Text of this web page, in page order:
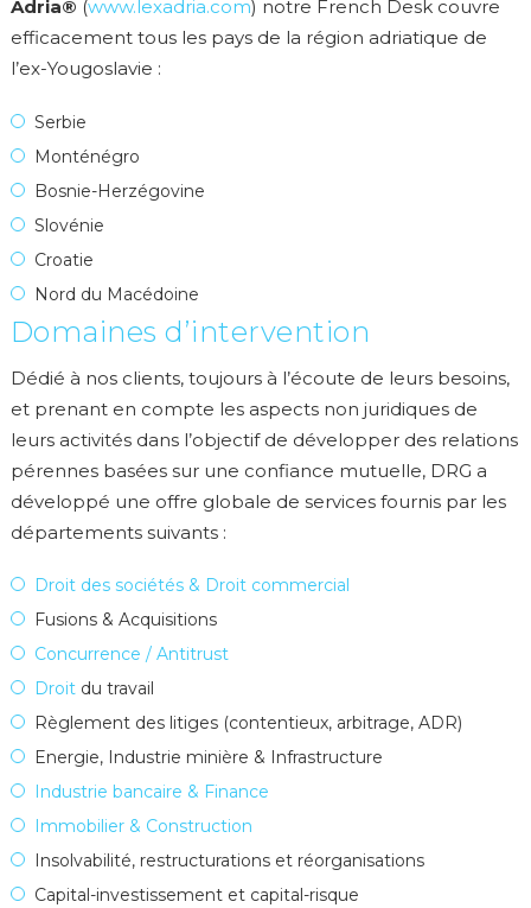
Adria® (www.lexadria.com) notre French Desk couvre
efficacement tous les pays de la région adriatique de
l’ex-Yougoslavie :
Serbie
Monténégro
Bosnie-Herzégovine
Slovénie
Croatie
Nord du Macédoine
Domaines d’intervention
Dédié à nos clients, toujours à l’écoute de leurs besoins,
et prenant en compte les aspects non juridiques de
leurs activités dans l’objectif de développer des relations
pérennes basées sur une confiance mutuelle, DRG a
développé une offre globale de services fournis par les
départements suivants :
Droit des sociétés & Droit commercial
Fusions & Acquisitions
Concurrence / Antitrust
Droitdu travail
Règlement des litiges (contentieux, arbitrage, ADR)
Energie, Industrie minière & Infrastructure
Industrie bancaire & Finance
Immobilier & Construction
Insolvabilité, restructurations et réorganisations
Capital-investissement et capital-risque